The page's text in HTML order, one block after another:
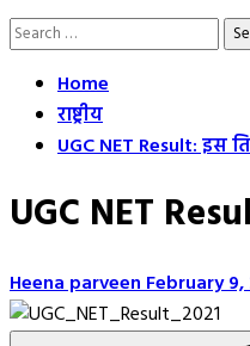
Search
Home
राष्ट्रीय
UGC NET Result: इस
UGC NET
Heena parveenFebruary